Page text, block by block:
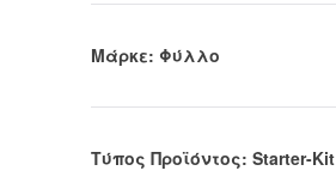
Μάρκε: Φύλλο
Τύπος Προϊόντος: Starter-Kit